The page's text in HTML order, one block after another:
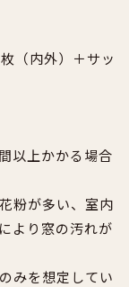
（内外）＋サッ
以上かかる場合
粉が多い、室内
より窓の汚れが
みを想定してい